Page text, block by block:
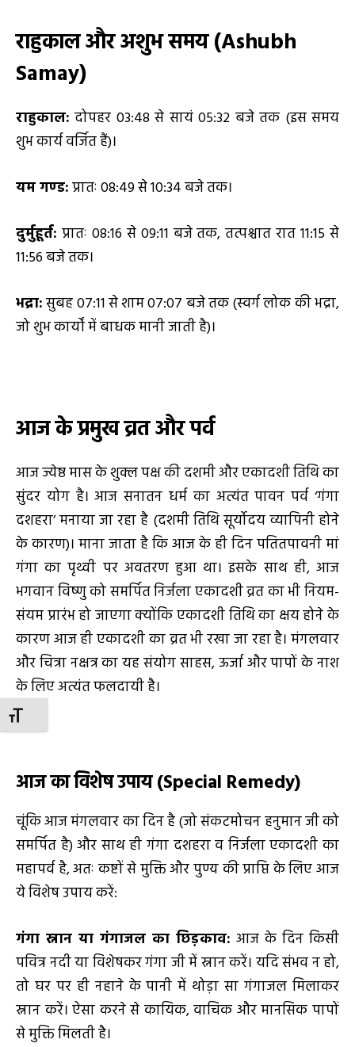
TOGGLE FONT SIZE
राहुकाल और अशुभ समय (Ashubh
Samay)
राहुकाल: दोपहर 03:48 से सायं 05:32 बजे तक (इस समय
शुभ कार्य वर्जित हैं)।
यम गण्ड:प्रातः 08:49 से 10:34 बजे तक।
दुर्मुहूर्त: प्रातः 08:16 से 09:11 बजे तक, तत्पश्चात रात 11:15 से
11:56 बजे तक।
भद्रा:सुबह 07:11 से शाम 07:07 बजे तक (स्वर्ग लोक की भद्रा,
जो शुभ कार्यों में बाधक मानी जाती है)।
आज के प्रमुख व्रत और पर्व
आज ज्येष्ठ मास के शुक्ल पक्ष की दशमी और एकादशी तिथि का
सुंदर योग है। आज सनातन धर्म का अत्यंत पावन पर्व ‘गंगा
दशहरा’ मनाया जा रहा है (दशमी तिथि सूर्योदय व्यापिनी होने
के कारण)। माना जाता है कि आज के ही दिन पतितपावनी मां
गंगा का पृथ्वी पर अवतरण हुआ था। इसके साथ ही, आज
भगवान विष्णु को समर्पित निर्जला एकादशी व्रत का भी नियम-
संयम प्रारंभ हो जाएगा क्योंकि एकादशी तिथि का क्षय होने के
कारण आज ही एकादशी का व्रत भी रखा जा रहा है। मंगलवार
और चित्रा नक्षत्र का यह संयोग साहस, ऊर्जा और पापों के नाश
के लिए अत्यंत फलदायी है।
आज का विशेष उपाय (Special Remedy)
चूंकि आज मंगलवार का दिन है (जो संकटमोचन हनुमान जी को
समर्पित है) और साथ ही गंगा दशहरा व निर्जला एकादशी का
महापर्व है, अतः कष्टों से मुक्ति और पुण्य की प्राप्ति के लिए आज
ये विशेष उपाय करें:
गंगा स्नान या गंगाजल का छिड़काव: आज के दिन किसी
पवित्र नदी या विशेषकर गंगा जी में स्नान करें। यदि संभव न हो,
तो घर पर ही नहाने के पानी में थोड़ा सा गंगाजल मिलाकर
स्नान करें। ऐसा करने से कायिक, वाचिक और मानसिक पापों
से मुक्ति मिलती है।